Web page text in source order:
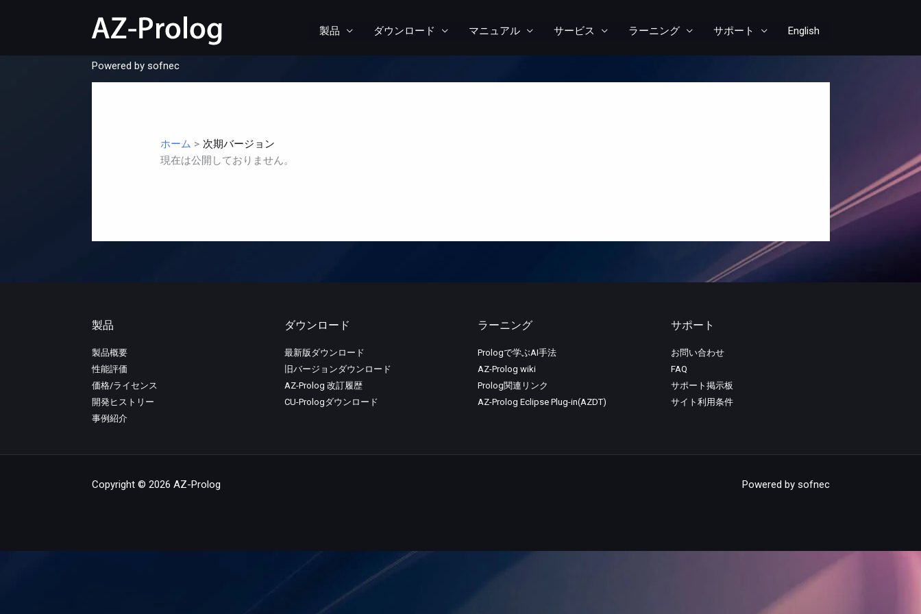
製品 ダウンロード マニュアル サービス ラーニング サポート English
Powered by sofnec
ホーム
次期バージョン
現在は公開しておりません。
製品
製品概要
性能評価
価格/ライセンス
開発ヒストリー
事例紹介
ダウンロード
最新版ダウンロード
旧バージョンダウンロード
AZ-Prolog 改訂履歴
CU-Prologダウンロード
ラーニング
Prologで学ぶAI手法
AZ-Prolog wiki
Prolog関連リンク
AZ-Prolog Eclipse Plug-in(AZDT)
サポート
お問い合わせ
FAQ
サポート掲示板
サイト利用条件
Copyright © 2026 AZ-Prolog Powered by sofnec